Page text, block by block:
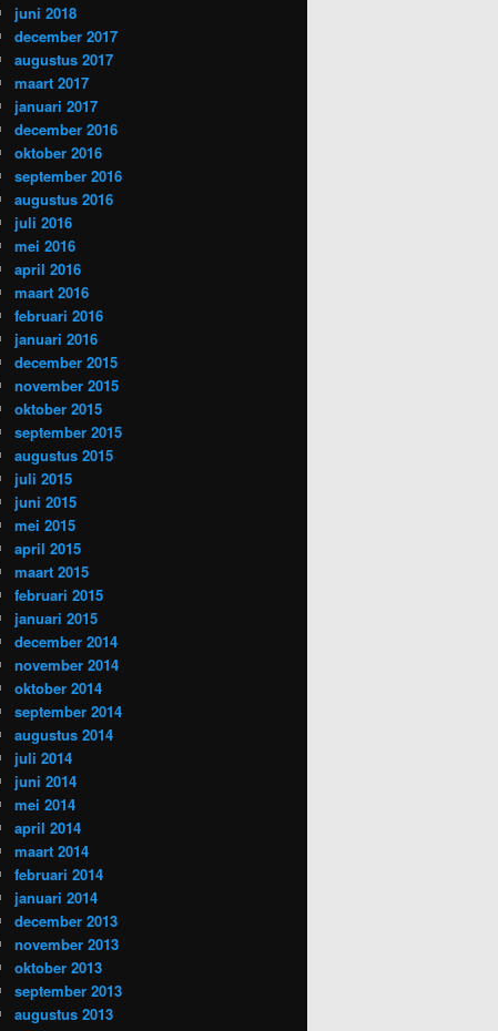
juni 2018
december 2017
augustus 2017
maart 2017
januari 2017
december 2016
oktober 2016
september 2016
augustus 2016
juli 2016
mei 2016
april 2016
maart 2016
februari 2016
januari 2016
december 2015
november 2015
oktober 2015
september 2015
augustus 2015
juli 2015
juni 2015
mei 2015
april 2015
maart 2015
februari 2015
januari 2015
december 2014
november 2014
oktober 2014
september 2014
augustus 2014
juli 2014
juni 2014
mei 2014
april 2014
maart 2014
februari 2014
januari 2014
december 2013
november 2013
oktober 2013
september 2013
augustus 2013